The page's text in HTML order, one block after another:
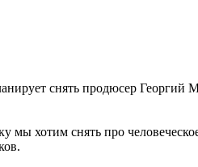
снять продюсер
хотим снять про